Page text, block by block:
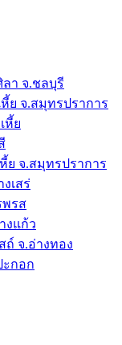
ลา จ.ชลบุรี
ย จ.สมุทรปราการ
หี้ย
ย จ.สมุทรปราการ
เสร่
พรส
งแก้ว
ถ์ จ.อ่างทอง
ะกอก